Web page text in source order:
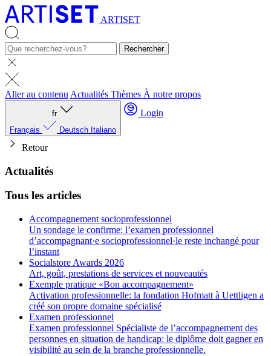
ARTISET
Rechercher
Aller au contenu Actualités Thèmes À notre propos
fr
Français
Deutsch Italiano
Login
Retour
Actualités
Tous les articles
Accompagnement socioprofessionnel
Un sondage le confirme: l’examen professionnel
d’accompagnant·e socioprofessionnel·le reste inchangé pour
l’instant
Socialstore Awards 2026
Art, goût, prestations de services et nouveautés
Exemple pratique «Bon accompagnement»
Activation professionnelle: la fondation Hofmatt à Uettligen a
créé son propre domaine spécialisé
Examen professionnel
Examen professionnel Spécialiste de l’accompagnement des
personnes en situation de handicap: le diplôme doit gagner en
visibilité au sein de la branche professionnelle.